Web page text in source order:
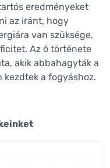
eredményeket
az iránt, hogy
van szüksége,
Az ő története
akik abbahagyták a
kezdtek a fogyáshoz.